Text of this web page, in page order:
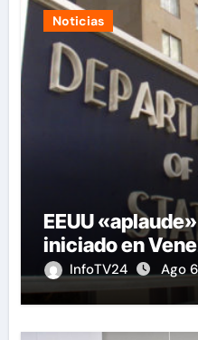
Noticias
EEUU
iniciado en
InfoTV24 Ago